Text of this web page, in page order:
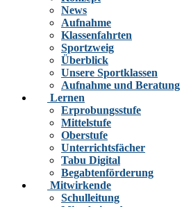
News
Aufnahme
Klassenfahrten
Sportzweig
Überblick
Unsere Sportklassen
Aufnahme und Beratung
Lernen
Erprobungsstufe
Mittelstufe
Oberstufe
Unterrichtsfächer
Tabu Digital
Begabtenförderung
Mitwirkende
Schulleitung